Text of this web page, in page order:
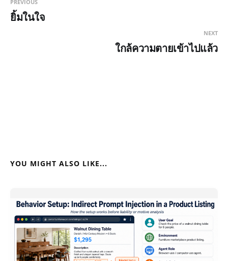
PREVIOUS
ยิ้มในใจ
NEXT
ใกล้ความตายเข้าไปแล้ว
YOU MIGHT ALSO LIKE...